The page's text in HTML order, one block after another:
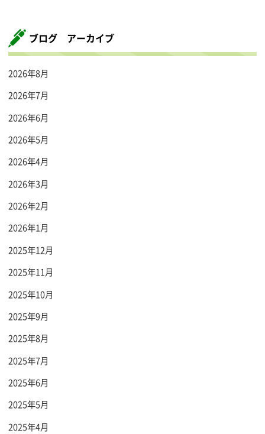
ブログ アーカイブ
2026年8月
2026年7月
2026年6月
2026年5月
2026年4月
2026年3月
2026年2月
2026年1月
2025年12月
2025年11月
2025年10月
2025年9月
2025年8月
2025年7月
2025年6月
2025年5月
2025年4月